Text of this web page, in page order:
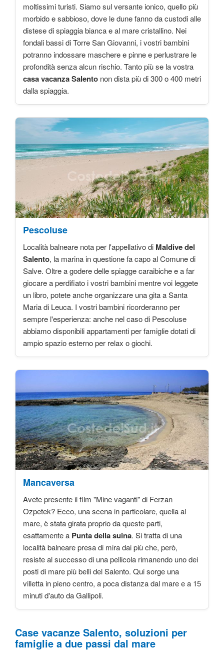
moltissimi turisti. Siamo sul versante ionico, quello più
morbido e sabbioso, dove le dune fanno da custodi alle
distese di spiaggia bianca e al mare cristallino. Nei
fondali bassi di Torre San Giovanni, i vostri bambini
potranno indossare maschere e pinne e perlustrare le
profondità senza alcun rischio. Tanto più se la vostra
casa vacanza Salento non dista più di 300 o 400 metri
dalla spiaggia.
Pescoluse
Località balneare nota per l'appellativo di Maldive del
Salento, la marina in questione fa capo al Comune di
Salve. Oltre a godere delle spiagge caraibiche e a far
giocare a perdifiato i vostri bambini mentre voi leggete
un libro, potete anche organizzare una gita a Santa
Maria di Leuca. I vostri bambini ricorderanno per
sempre l'esperienza: anche nel caso di Pescoluse
abbiamo disponibili appartamenti per famiglie dotati di
ampio spazio esterno per relax o giochi.
Mancaversa
Avete presente il film "Mine vaganti" di Ferzan
Ozpetek? Ecco, una scena in particolare, quella al
mare, è stata girata proprio da queste parti,
esattamente a Punta della suina. Si tratta di una
località balneare presa di mira dai più che, però,
resiste al successo di una pellicola rimanendo uno dei
posti di mare più belli del Salento. Qui sorge una
villetta in pieno centro, a poca distanza dal mare e a 15
minuti d'auto da Gallipoli.
Case vacanze Salento, soluzioni per
famiglie a due passi dal mare